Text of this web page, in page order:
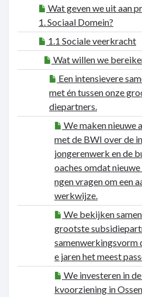
Wat geven we uit aan
1. Sociaal Domein?
1.1 Sociale veerkracht
Wat willen we
Een intensievere
met én tussen onze
diepartners.
We maken nieuwe
met de BWI over de
jongerenwerk en de
oaches omdat
ngen vragen om een
werkwijze.
We bekijken
grootste
samenwerkingsvorm
e jaren het meest
We investeren in
kvoorziening in